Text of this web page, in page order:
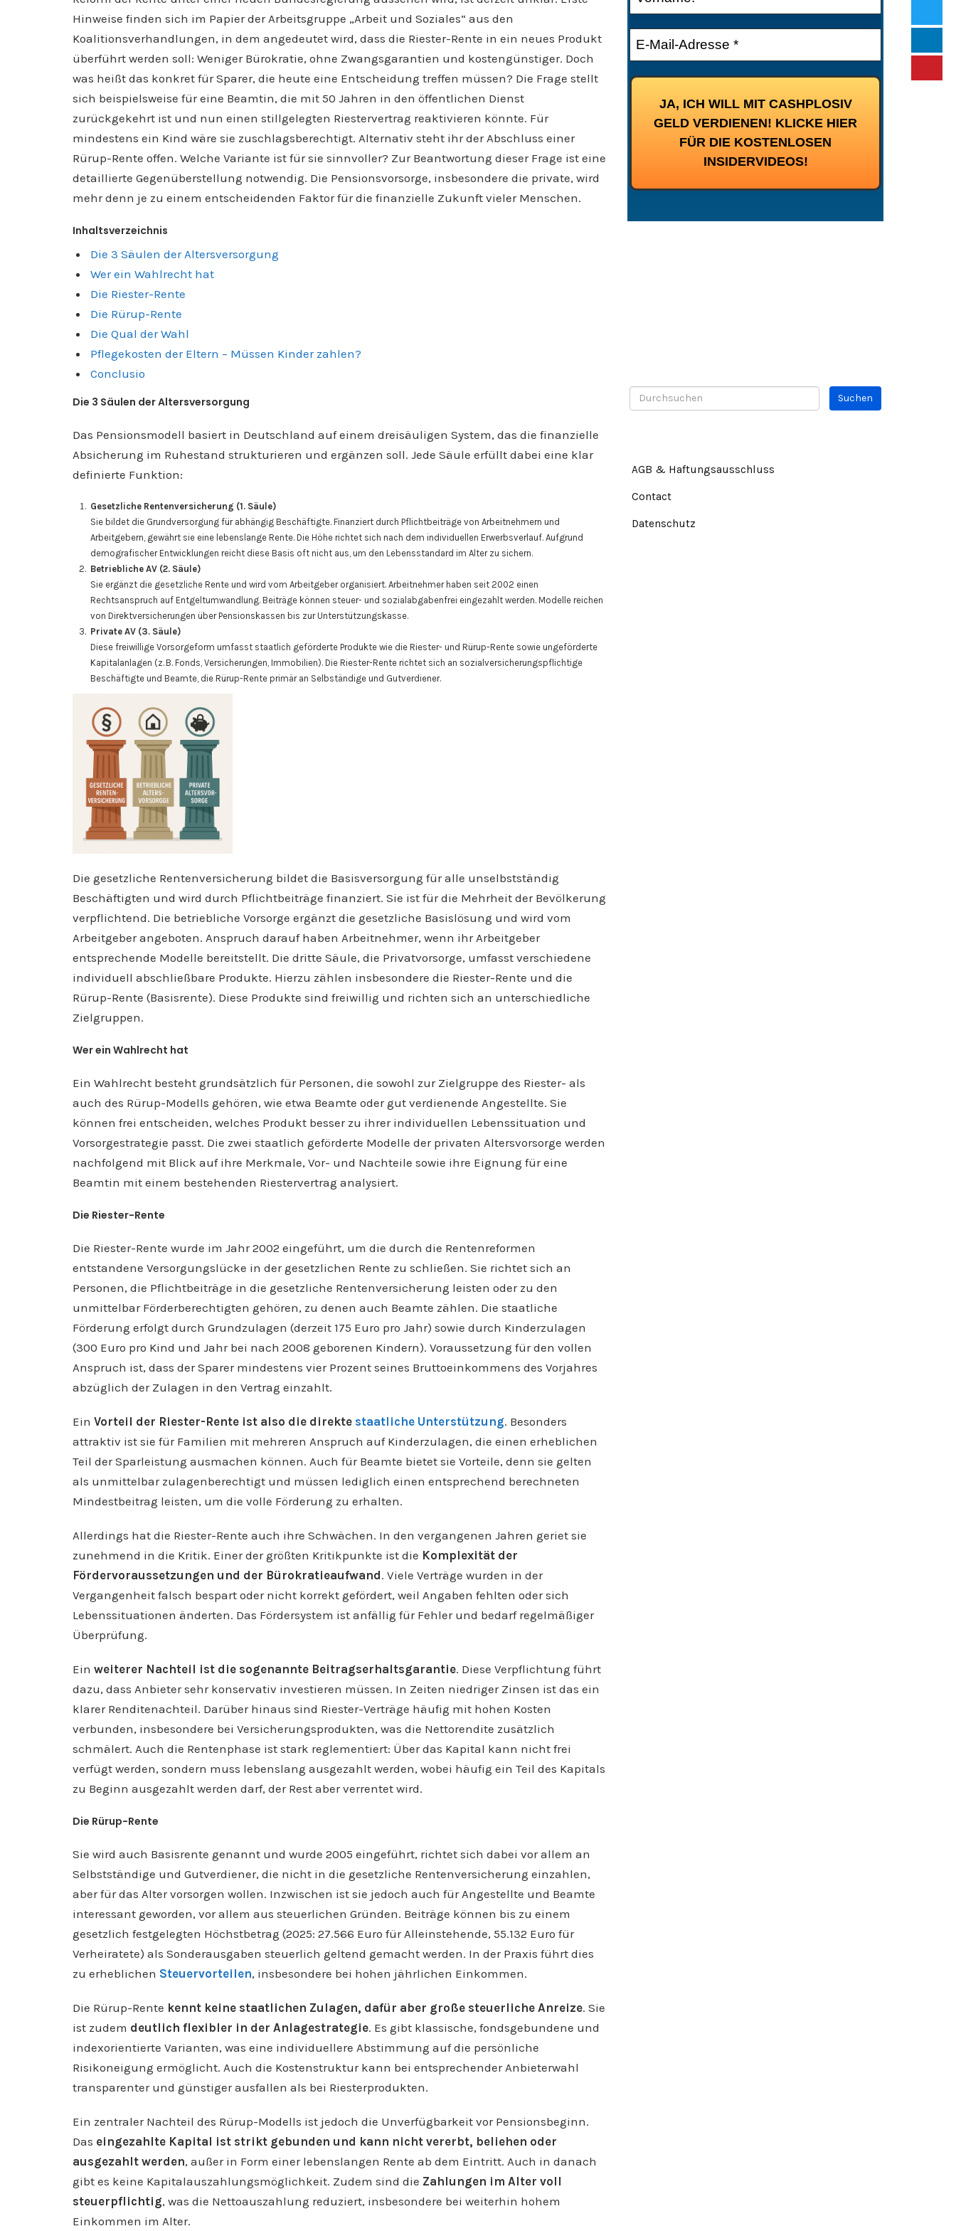
Hinweise finden sich im Papier der Arbeitsgruppe „Arbeit und Soziales“ aus den
Koalitionsverhandlungen, in dem angedeutet wird, dass die Riester-Rente in ein neues Produkt
überführt werden soll: Weniger Bürokratie, ohne Zwangsgarantien und kostengünstiger. Doch
was heißt das konkret für Sparer, die heute eine Entscheidung treffen müssen? Die Frage stellt
sich beispielsweise für eine Beamtin, die mit 50 Jahren in den öffentlichen Dienst
zurückgekehrt ist und nun einen stillgelegten Riestervertrag reaktivieren könnte. Für
mindestens ein Kind wäre sie zuschlagsberechtigt. Alternativ steht ihr der Abschluss einer
Rürup-Rente offen. Welche Variante ist für sie sinnvoller? Zur Beantwortung dieser Frage ist eine
detaillierte Gegenüberstellung notwendig. Die Pensionsvorsorge, insbesondere die private, wird
mehr denn je zu einem entscheidenden Faktor für die finanzielle Zukunft vieler Menschen.
Inhaltsverzeichnis
Die 3 Säulen der Altersversorgung
Wer ein Wahlrecht hat
Die Riester-Rente
Die Rürup-Rente
Die Qual der Wahl
Pflegekosten der Eltern – Müssen Kinder zahlen?
Conclusio
Die 3 Säulen der Altersversorgung
Das Pensionsmodell basiert in Deutschland auf einem dreisäuligen System, das die finanzielle
Absicherung im Ruhestand strukturieren und ergänzen soll. Jede Säule erfüllt dabei eine klar
definierte Funktion:
Gesetzliche Rentenversicherung (1. Säule)
Sie bildet die Grundversorgung für abhängig Beschäftigte. Finanziert durch Pflichtbeiträge von Arbeitnehmern und
Arbeitgebern, gewährt sie eine lebenslange Rente. Die Höhe richtet sich nach dem individuellen Erwerbsverlauf. Aufgrund
demografischer Entwicklungen reicht diese Basis oft nicht aus, um den Lebensstandard im Alter zu sichern.
Betriebliche AV (2. Säule)
Sie ergänzt die gesetzliche Rente und wird vom Arbeitgeber organisiert. Arbeitnehmer haben seit 2002 einen
Rechtsanspruch auf Entgeltumwandlung. Beiträge können steuer- und sozialabgabenfrei eingezahlt werden. Modelle reichen
von Direktversicherungen über Pensionskassen bis zur Unterstützungskasse.
Private AV (3. Säule)
Diese freiwillige Vorsorgeform umfasst staatlich geförderte Produkte wie die Riester- und Rürup-Rente sowie ungeförderte
Kapitalanlagen (z. B. Fonds, Versicherungen, Immobilien). Die Riester-Rente richtet sich an sozialversicherungspflichtige
Beschäftigte und Beamte, die Rürup-Rente primär an Selbständige und Gutverdiener.
Die gesetzliche Rentenversicherung bildet die Basisversorgung für alle unselbstständig
Beschäftigten und wird durch Pflichtbeiträge finanziert. Sie ist für die Mehrheit der Bevölkerung
verpflichtend. Die betriebliche Vorsorge ergänzt die gesetzliche Basislösung und wird vom
Arbeitgeber angeboten. Anspruch darauf haben Arbeitnehmer, wenn ihr Arbeitgeber
entsprechende Modelle bereitstellt. Die dritte Säule, die Privatvorsorge, umfasst verschiedene
individuell abschließbare Produkte. Hierzu zählen insbesondere die Riester-Rente und die
Rürup-Rente (Basisrente). Diese Produkte sind freiwillig und richten sich an unterschiedliche
Zielgruppen.
Wer ein Wahlrecht hat
Ein Wahlrecht besteht grundsätzlich für Personen, die sowohl zur Zielgruppe des Riester- als
auch des Rürup-Modells gehören, wie etwa Beamte oder gut verdienende Angestellte. Sie
können frei entscheiden, welches Produkt besser zu ihrer individuellen Lebenssituation und
Vorsorgestrategie passt. Die zwei staatlich geförderte Modelle der privaten Altersvorsorge werden
nachfolgend mit Blick auf ihre Merkmale, Vor- und Nachteile sowie ihre Eignung für eine
Beamtin mit einem bestehenden Riestervertrag analysiert.
Die Riester-Rente
Die Riester-Rente wurde im Jahr 2002 eingeführt, um die durch die Rentenreformen
entstandene Versorgungslücke in der gesetzlichen Rente zu schließen. Sie richtet sich an
Personen, die Pflichtbeiträge in die gesetzliche Rentenversicherung leisten oder zu den
unmittelbar Förderberechtigten gehören, zu denen auch Beamte zählen. Die staatliche
Förderung erfolgt durch Grundzulagen (derzeit 175 Euro pro Jahr) sowie durch Kinderzulagen
(300 Euro pro Kind und Jahr bei nach 2008 geborenen Kindern). Voraussetzung für den vollen
Anspruch ist, dass der Sparer mindestens vier Prozent seines Bruttoeinkommens des Vorjahres
abzüglich der Zulagen in den Vertrag einzahlt.
Ein Vorteil der Riester-Rente ist also die direkte staatliche Unterstützung. Besonders
attraktiv ist sie für Familien mit mehreren Anspruch auf Kinderzulagen, die einen erheblichen
Teil der Sparleistung ausmachen können. Auch für Beamte bietet sie Vorteile, denn sie gelten
als unmittelbar zulagenberechtigt und müssen lediglich einen entsprechend berechneten
Mindestbeitrag leisten, um die volle Förderung zu erhalten.
Allerdings hat die Riester-Rente auch ihre Schwächen. In den vergangenen Jahren geriet sie
zunehmend in die Kritik. Einer der größten Kritikpunkte ist die Komplexität der
Fördervoraussetzungen und der Bürokratieaufwand. Viele Verträge wurden in der
Vergangenheit falsch bespart oder nicht korrekt gefördert, weil Angaben fehlten oder sich
Lebenssituationen änderten. Das Fördersystem ist anfällig für Fehler und bedarf regelmäßiger
Überprüfung.
Ein weiterer Nachteil ist die sogenannte Beitragserhaltsgarantie. Diese Verpflichtung führt
dazu, dass Anbieter sehr konservativ investieren müssen. In Zeiten niedriger Zinsen ist das ein
klarer Renditenachteil. Darüber hinaus sind Riester-Verträge häufig mit hohen Kosten
verbunden, insbesondere bei Versicherungsprodukten, was die Nettorendite zusätzlich
schmälert. Auch die Rentenphase ist stark reglementiert: Über das Kapital kann nicht frei
verfügt werden, sondern muss lebenslang ausgezahlt werden, wobei häufig ein Teil des Kapitals
zu Beginn ausgezahlt werden darf, der Rest aber verrentet wird.
Die Rürup-Rente
Sie wird auch Basisrente genannt und wurde 2005 eingeführt, richtet sich dabei vor allem an
Selbstständige und Gutverdiener, die nicht in die gesetzliche Rentenversicherung einzahlen,
aber für das Alter vorsorgen wollen. Inzwischen ist sie jedoch auch für Angestellte und Beamte
interessant geworden, vor allem aus steuerlichen Gründen. Beiträge können bis zu einem
gesetzlich festgelegten Höchstbetrag (2025: 27.566 Euro für Alleinstehende, 55.132 Euro für
Verheiratete) als Sonderausgaben steuerlich geltend gemacht werden. In der Praxis führt dies
zu erheblichen Steuervorteilen, insbesondere bei hohen jährlichen Einkommen.
Die Rürup-Rente kennt keine staatlichen Zulagen, dafür aber große steuerliche Anreize. Sie
ist zudem deutlich flexibler in der Anlagestrategie. Es gibt klassische, fondsgebundene und
indexorientierte Varianten, was eine individuellere Abstimmung auf die persönliche
Risikoneigung ermöglicht. Auch die Kostenstruktur kann bei entsprechender Anbieterwahl
transparenter und günstiger ausfallen als bei Riesterprodukten.
Ein zentraler Nachteil des Rürup-Modells ist jedoch die Unverfügbarkeit vor Pensionsbeginn.
Das eingezahlte Kapital ist strikt gebunden und kann nicht vererbt, beliehen oder
ausgezahlt werden, außer in Form einer lebenslangen Rente ab dem Eintritt. Auch in danach
gibt es keine Kapitalauszahlungsmöglichkeit. Zudem sind die Zahlungen im Alter voll
steuerpflichtig, was die Nettoauszahlung reduziert, insbesondere bei weiterhin hohem
Einkommen im Alter.
AGB & Haftungsausschluss
Contact
Datenschutz